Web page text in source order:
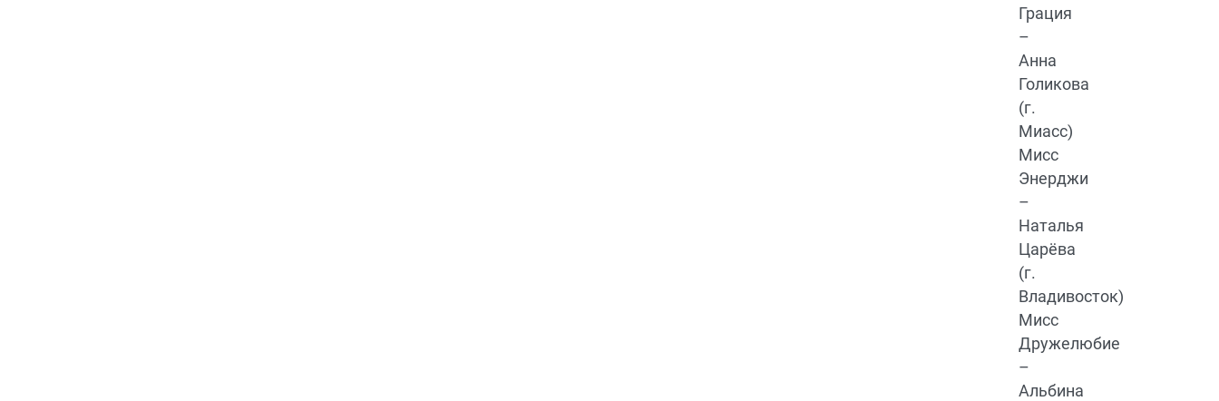
Грация
–
Анна
Голикова
(г.
Миасс)
Мисс
Энерджи
–
Наталья
Царёва
(г.
Владивосток)
Мисс
Дружелюбие
–
Альбина